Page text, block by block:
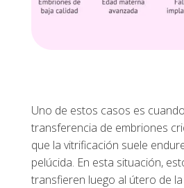
Uno de estos casos es
transferencia de embriones
que la vitrificación suele
pelúcida. En esta situación,
transfieren luego al útero de